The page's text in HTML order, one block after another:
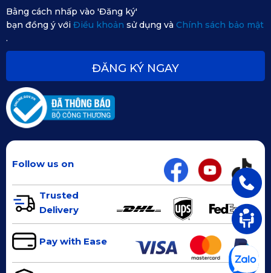
nguy cơ cháy nổ và đảm bảo an toàn tuyệt đối.
Bằng cách nhấp vào 'Đăng ký'
bạn đồng ý với Điều khoản sử dụng và Chính sách bảo mật
.
ĐĂNG KÝ NGAY
Follow us on
Trusted
Delivery
Pay with Ease